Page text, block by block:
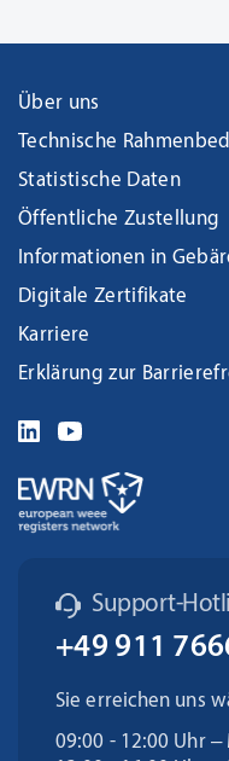
Über uns
Technische
Statistische Daten
Öffentliche Zustellung
Informationen in
Digitale Zertifikate
Karriere
Erklärung zur
Support-
+49 911
Sie erreichen uns
09:00 - 12:00 Uhr –